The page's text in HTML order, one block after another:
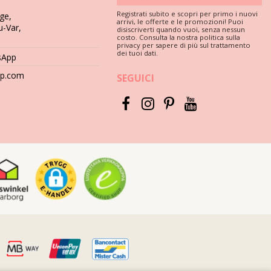
se vuoi goderti il ??tuo bikini per più di un'estate, ma come
pietre (ad es. Bordi della piscina) o legno (schegge!) Può
mai detergenti aggressivi come smacchiatori. Utilizzare
la tintura. È meglio chiedere aiuto alla tua lavanderia
d'acqua. Appoggialo su un asciugamano e fallo asciugare
Var,
Registrati subito e scopri per primo i nuovi
arrivi, le offerte e le promozioni! Puoi
disiscriverti quando vuoi, senza nessun
costo. Consulta la nostra politica sulla
privacy per sapere di più sul trattamento
dei tuoi dati.
SEGUICI